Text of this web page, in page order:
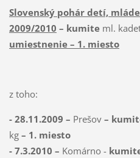
Slovenský pohár detí,
2009/2010 – kumite ml.
umiestnenie – 1. miesto
z toho:
- 28.11.2009 – Prešov–
kg – 1. miesto
- 7.3.2010 – Komárno -